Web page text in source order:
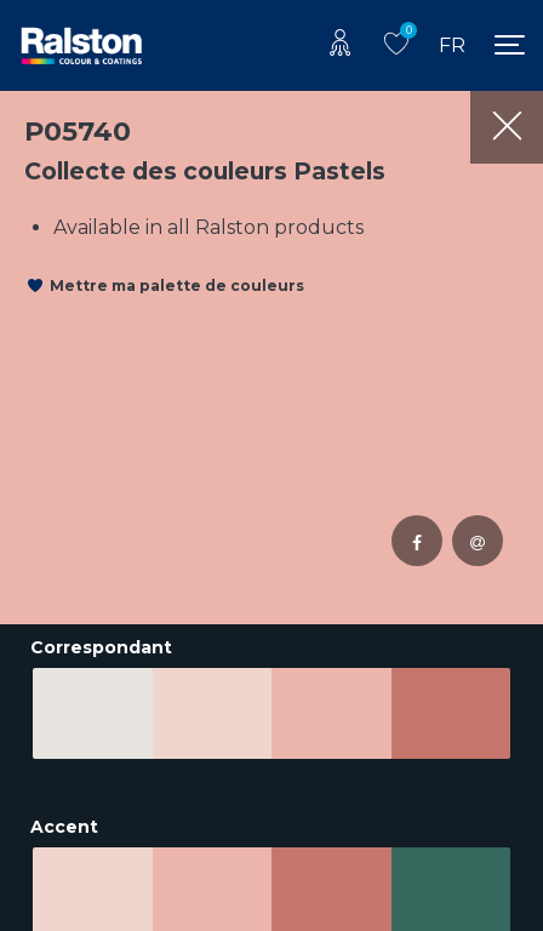
0
FR
P05740
Collecte des couleurs Pastels
Available in all Ralston products
Mettre ma palette de couleurs
Correspondant
Accent